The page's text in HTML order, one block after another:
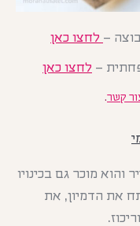
– לחצו כאן
– לחצו כאן
קשר.
והוא מוכר גם בכינויו
את הדמיון, את